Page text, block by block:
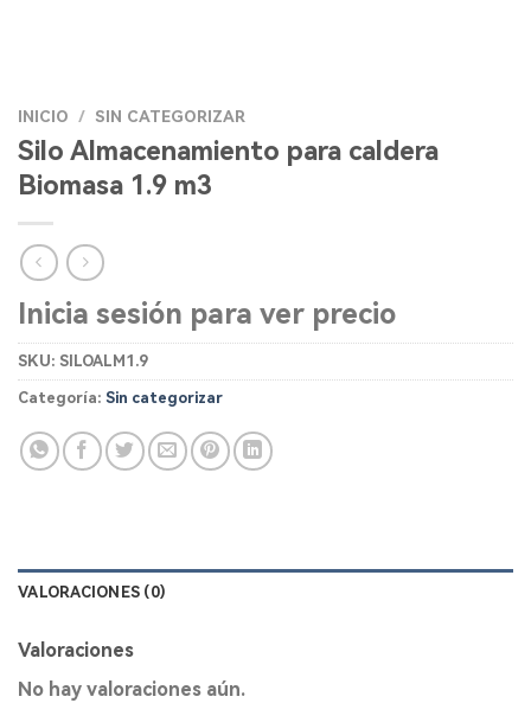
INICIO / SIN CATEGORIZAR
Silo Almacenamiento para caldera
Biomasa 1.9 m3
Inicia sesión para ver precio
SKU: SILOALM1.9
Categoría: Sin categorizar
VALORACIONES (0)
Valoraciones
No hay valoraciones aún.